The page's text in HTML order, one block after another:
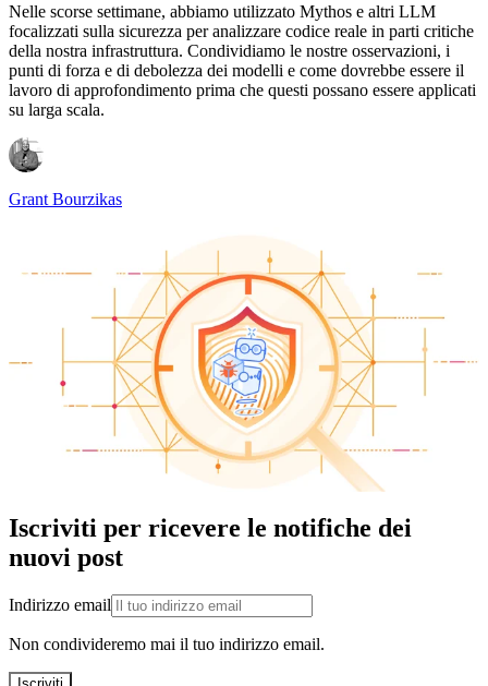
Nelle scorse settimane, abbiamo utilizzato Mythos e altri LLM
focalizzati sulla sicurezza per analizzare codice reale in parti critiche
della nostra infrastruttura. Condividiamo le nostre osservazioni, i
punti di forza e di debolezza dei modelli e come dovrebbe essere il
lavoro di approfondimento prima che questi possano essere applicati
su larga scala.
Grant Bourzikas
Iscriviti per ricevere le notifiche dei
nuovi post
Indirizzo email
Non condivideremo mai il tuo indirizzo email.